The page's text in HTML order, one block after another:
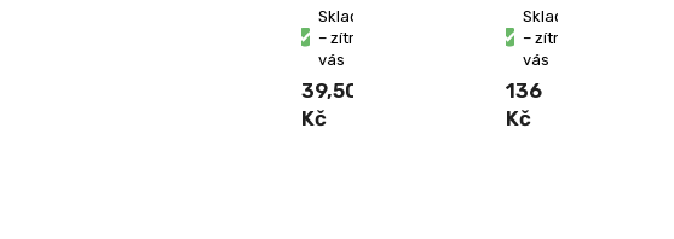
Skladem
– zítra u
vás
39,50
Kč
Skladem
– zítra u
vás
136
Kč